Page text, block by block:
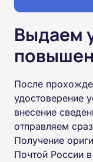
Выдаем
После
удостоверение
внесение
отправляем
Получение
Почтой России